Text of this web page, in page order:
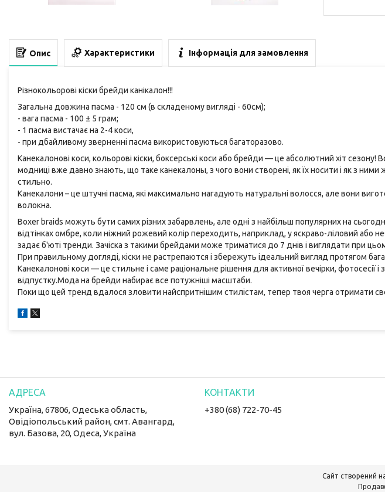
Опис Характеристики Інформація для замовлення
Різнокольорові кіски брейди канікалон!!!
Загальна довжина пасма - 120 см (в складеному вигляді - 60см);
- вага пасма - 100 ± 5 грам;
- 1 пасма вистачає на 2-4 коси,
- при дбайливому зверненні пасма використовуються багаторазово.
Канекалонові коси, кольорові кіски, боксерські коси або брейди — це абсолютний хіт сезону!
модниці вже давно знають, що таке канекалоны, з чого вони створені, як їх носити і як з
стильно.
Канекалони – це штучні пасма, які максимально нагадують натуральні волосся, але вони
волокна.
Boxer braids можуть бути самих різних забарвлень, але одні з найбільш популярних на
відтінках омбре, коли ніжний рожевий колір переходить, наприклад, у яскраво-ліловий або
задає б'юті тренди. Зачіска з такими брейдами може триматися до 7 днів і виглядати при
При правильному догляді, кіски не растрепаются і збережуть ідеальний вигляд протягом
Канекалонові коси — це стильне і саме раціональне рішення для активної вечірки, фотосесії і
відпустку.Мода на брейди набирає все потужніші масштаби.
Поки що цей тренд вдалося зловити найспритнішим стилістам, тепер твоя черга отримати
Україна, 67806, Одеська область,
Овідіопольський район, смт. Авангард,
вул. Базова, 20, Одеса, Україна
+380 (68) 722-70-45
Сайт створений